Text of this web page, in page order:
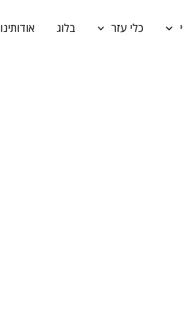
כלי עזר בלוג אודותינו